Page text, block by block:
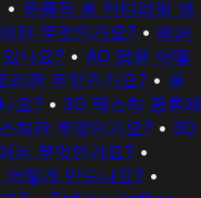
• 원클릭 풀 머티리얼 생
란 무엇인가요? • 레퍼
나요? • AO 맵을 어떻
리란 무엇인가요? • 풀
요? • 3D 텍스처 종류에
처란 무엇인가요? • 3D
는 무엇인가요? •
떻게 만드나요? •